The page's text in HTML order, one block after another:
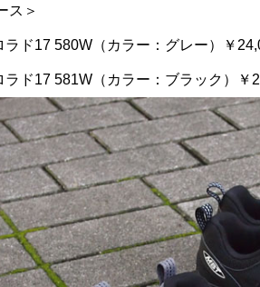
ス＞
ラド17 580W（カラー：グレー）￥
ラド17 581W（カラー：ブラック）￥